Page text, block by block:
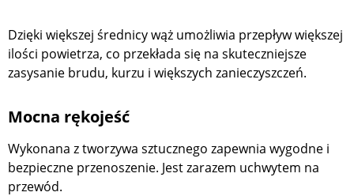
Dzięki większej średnicy wąż umożliwia przepływ większej
ilości powietrza, co przekłada się na skuteczniejsze
zasysanie brudu, kurzu i większych zanieczyszczeń.
Mocna rękojeść
Wykonana z tworzywa sztucznego zapewnia wygodne i
bezpieczne przenoszenie. Jest zarazem uchwytem na
przewód.